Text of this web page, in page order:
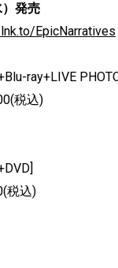
発売
EpicNarratives
ray+LIVE
税込)
税込)